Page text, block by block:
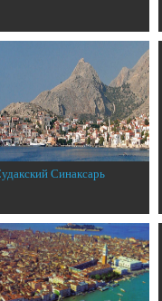
Синаксарь